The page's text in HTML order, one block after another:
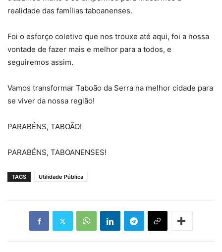
realidade das famílias taboanenses.
Foi o esforço coletivo que nos trouxe até aqui, foi a nossa
vontade de fazer mais e melhor para a todos, e
seguiremos assim.
Vamos transformar Taboão da Serra na melhor cidade para
se viver da nossa região!
PARABÉNS, TABOÃO!
PARABÉNS, TABOANENSES!
TAGS Utilidade Pública